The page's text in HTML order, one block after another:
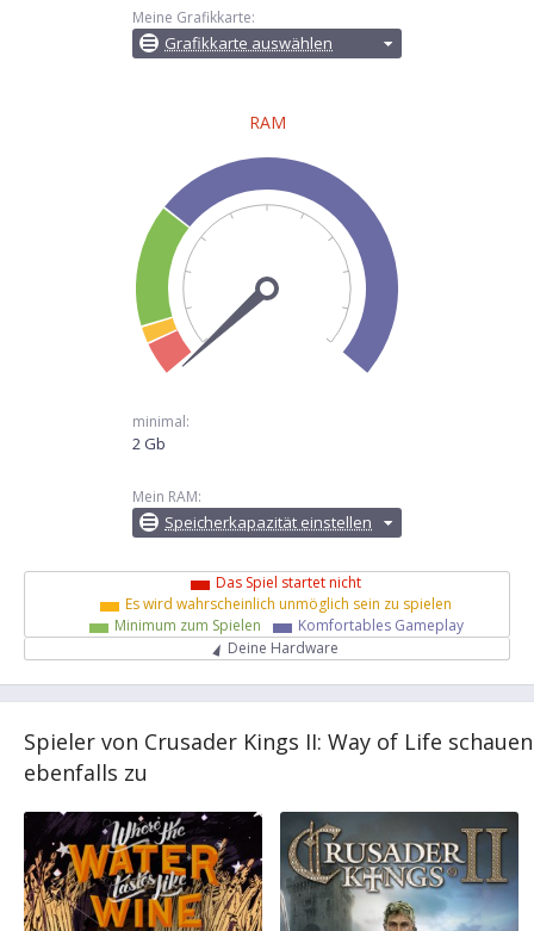
Meine Grafikkarte:
Grafikkarte auswählen
RAM
minimal:
2 Gb
Mein RAM:
Speicherkapazität einstellen
Das Spiel startet nicht
Es wird wahrscheinlich unmöglich sein zu spielen
Minimum zum Spielen
Komfortables Gameplay
Deine Hardware
Spieler von Crusader Kings II: Way of Life schauen
ebenfalls zu